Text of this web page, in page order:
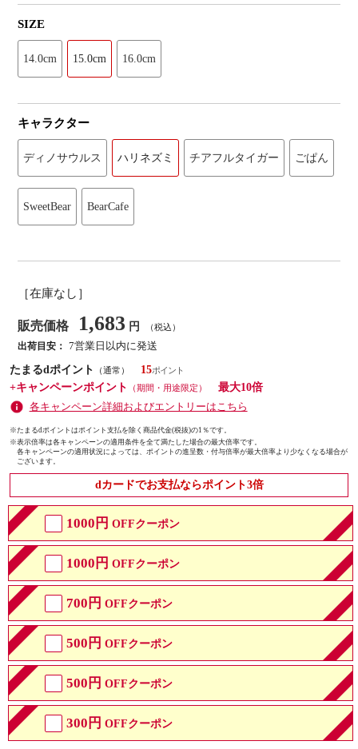
SIZE
14.0cm 15.0cm 16.0cm
キャラクター
ディノサウルス ハリネズミ チアフルタイガー ごぱん
SweetBear BearCafe
［在庫なし］
販売価格 1,683 円 （税込）
出荷目安： 7営業日以内に発送
たまるdポイント
（通常）
15
+キャンペーンポイント
（期間・用途限定）
最大10倍
各キャンペーン詳細およびエントリーはこちら
※たまるdポイントはポイント支払を除く商品代金(税抜)の1％です。
※表示倍率は各キャンペーンの適用条件を全て満たした場合の最大倍率です。
各キャンペーンの適用状況によっては、ポイントの進呈数・付与倍率が最大倍率より少なくなる場合が
ございます。
dカードでお支払ならポイント3倍
1000円 OFFクーポン
1000円 OFFクーポン
700円 OFFクーポン
500円 OFFクーポン
500円 OFFクーポン
300円 OFFクーポン